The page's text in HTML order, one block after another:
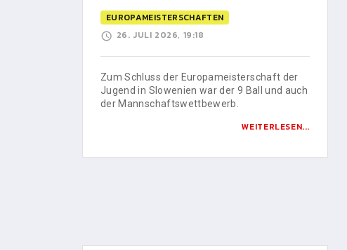
EUROPAMEISTERSCHAFTEN
26. JULI 2026, 19:18
Zum Schluss der Europameisterschaft der
Jugend in Slowenien war der 9 Ball und auch
der Mannschaftswettbewerb.
WEITERLESEN...